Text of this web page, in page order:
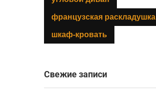
французская раскладушка
шкаф-кровать
Свежие записи